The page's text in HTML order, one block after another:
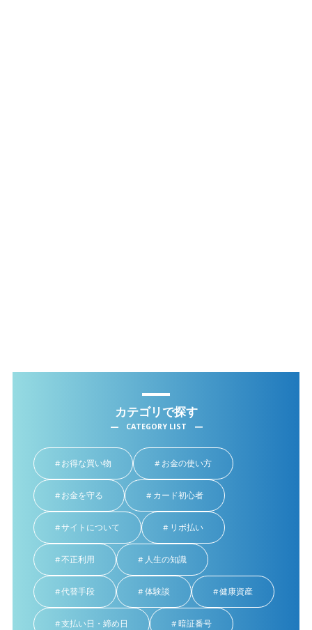
カテゴリで探す
CATEGORY LIST
お得な買い物 お金の使い方
お金を守る カード初心者
サイトについて リボ払い
不正利用 人生の知識
代替手段 体験談 健康資産
支払い日・締め日 暗証番号